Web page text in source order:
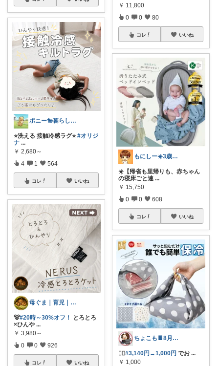
ポニー🐎暮らし快適を目指すパパ
⭐️洗える 接触冷感ラグ⭐️#オリジ
ナ ...
￥ 2,680～
4 1 564
コレ いいね
母ぐま｜育児｜シンプルライフ｜朝コレ
🐻#20時～30%オフ！
とろとろ
×ひんや ...
￥ 3,980～
0 0 926
コレ いいね
￥ 11,800
0 0 80
コレ いいね
もにしー☀️3歳娘と0歳息子のパパ🧡
☀️【帰省も里帰りも、赤ちゃん
の寝床ごと連 ...
￥ 15,750
0 0 608
コレ いいね
ちょこも🍫8月の推し♡お買物メモ
🏃‍♀️#3,140円→1,000円 でお ...
￥ 1,000